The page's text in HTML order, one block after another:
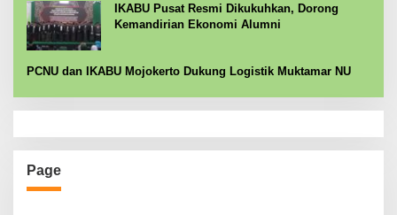
IKABU Pusat Resmi Dikukuhkan, Dorong
Kemandirian Ekonomi Alumni
PCNU dan IKABU Mojokerto Dukung Logistik Muktamar NU
Page